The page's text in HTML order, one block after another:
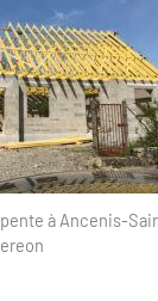
à Ancenis-